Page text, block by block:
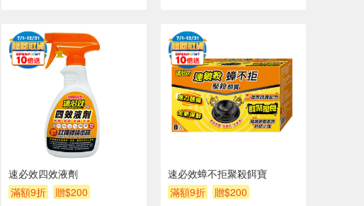
速必效四效液劑
滿額9折
贈$200
速必效蟑不拒聚殺餌寶
滿額9折
贈$200